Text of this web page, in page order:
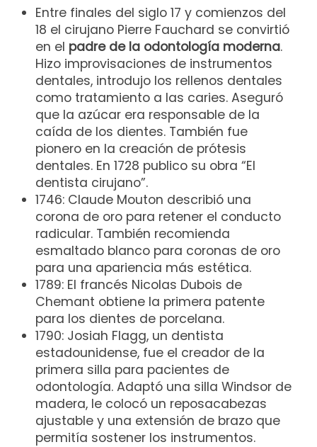
Entre finales del siglo 17 y comienzos del
18 el cirujano Pierre Fauchard se convirtió
en el padre de la odontología moderna.
Hizo improvisaciones de instrumentos
dentales, introdujo los rellenos dentales
como tratamiento a las caries. Aseguró
que la azúcar era responsable de la
caída de los dientes. También fue
pionero en la creación de prótesis
dentales. En 1728 publico su obra “El
dentista cirujano”.
1746: Claude Mouton describió una
corona de oro para retener el conducto
radicular. También recomienda
esmaltado blanco para coronas de oro
para una apariencia más estética.
1789: El francés Nicolas Dubois de
Chemant obtiene la primera patente
para los dientes de porcelana.
1790: Josiah Flagg, un dentista
estadounidense, fue el creador de la
primera silla para pacientes de
odontología. Adaptó una silla Windsor de
madera, le colocó un reposacabezas
ajustable y una extensión de brazo que
permitía sostener los instrumentos.